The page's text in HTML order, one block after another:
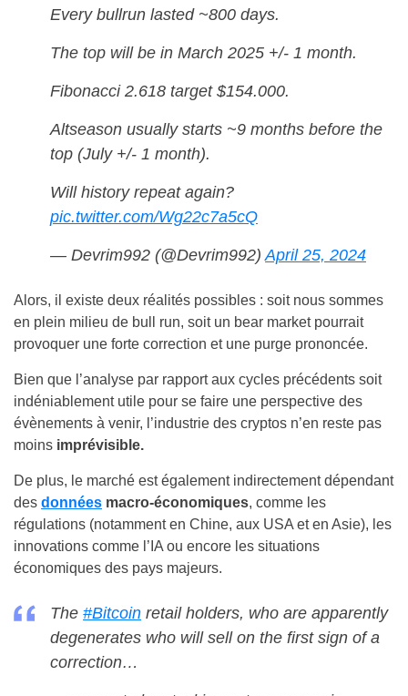
Every bullrun lasted ~800 days.
The top will be in March 2025 +/- 1 month.
Fibonacci 2.618 target $154.000.
Altseason usually starts ~9 months before the
top (July +/- 1 month).
Will history repeat again?
pic.twitter.com/Wg22c7a5cQ
— Devrim992 (@Devrim992) April 25, 2024
Alors, il existe deux réalités possibles : soit nous sommes
en plein milieu de bull run, soit un bear market pourrait
provoquer une forte correction et une purge prononcée.
Bien que l’analyse par rapport aux cycles précédents soit
indéniablement utile pour se faire une perspective des
évènements à venir, l’industrie des cryptos n’en reste pas
moins imprévisible.
De plus, le marché est également indirectement dépendant
des données macro-économiques, comme les
régulations (notamment en Chine, aux USA et en Asie), les
innovations comme l’IA ou encore les situations
économiques des pays majeurs.
The #Bitcoin retail holders, who are apparently
degenerates who will sell on the first sign of a
correction…